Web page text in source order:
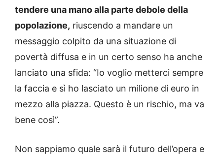
tendere una mano alla parte debole della
popolazione, riuscendo a mandare un
messaggio colpito da una situazione di
povertà diffusa e in un certo senso ha anche
lanciato una sfida: “Io voglio metterci sempre
la faccia e sì ho lasciato un milione di euro in
mezzo alla piazza. Questo è un rischio, ma va
bene così”.
Non sappiamo quale sarà il futuro dell’opera e